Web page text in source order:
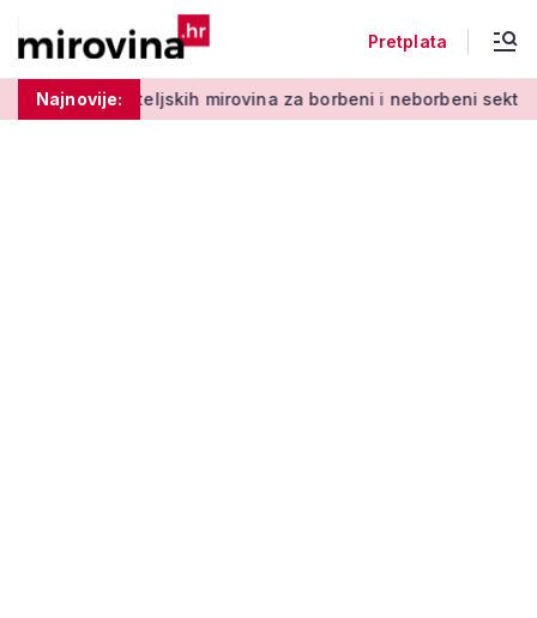
Pretplata
Najnovije:
mirovina za borbeni i neborbeni sektor od početka